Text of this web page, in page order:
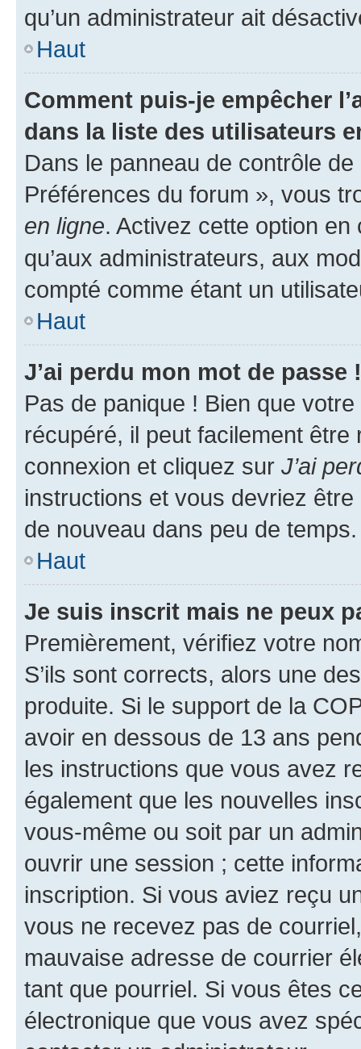
qu’un administrateur ait
Haut
Comment puis-je empêcher
dans la liste des utilisateurs
Dans le panneau de contrôle
Préférences du forum », vous
en ligne. Activez cette option
qu’aux administrateurs, aux
compté comme étant un
Haut
J’ai perdu mon mot de passe !
Pas de panique ! Bien que
récupéré, il peut facilement
connexion et cliquez sur J’ai
instructions et vous devriez
de nouveau dans peu de temps.
Haut
Je suis inscrit mais ne peux
Premièrement, vérifiez votre
S’ils sont corrects, alors une
produite. Si le support de la
avoir en dessous de 13 ans
les instructions que vous avez
également que les nouvelles
vous-même ou soit par un
ouvrir une session ; cette
inscription. Si vous aviez reçu
vous ne recevez pas de
mauvaise adresse de courrier
tant que pourriel. Si vous êtes
électronique que vous avez